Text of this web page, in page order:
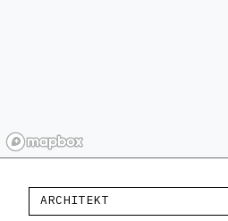
ARCHITEKT